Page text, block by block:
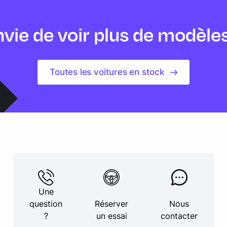
de voir plus de
Toutes les voitures en stock
Une
question
?
Réserver
un essai
Nous
contacter